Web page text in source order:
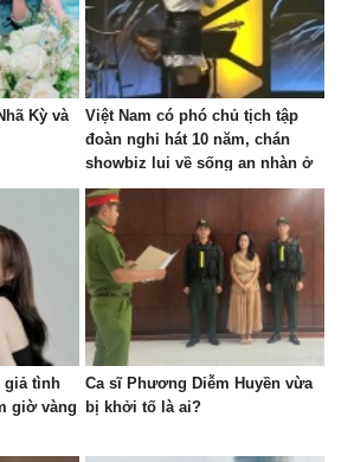
Kỳ và
Việt Nam có phó chủ tịch tập
đoàn nghỉ hát 10 năm, chán
showbiz lui về sống an nhàn ở
biệt thự nghìn mét vuông
giả tình
giờ vàng
Ca sĩ Phương Diễm Huyền vừa
bị khởi tố là ai?